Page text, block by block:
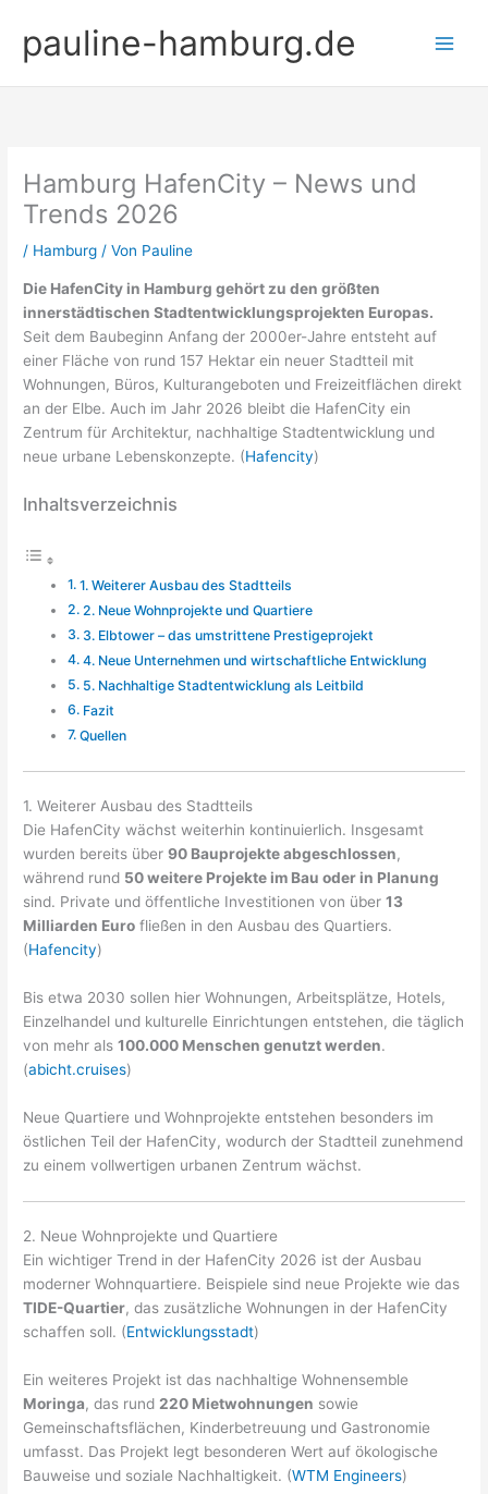
Inhalt
springen
pauline-hamburg.de
Hamburg HafenCity – News und
Trends 2026
/ Hamburg / Von Pauline
Die HafenCity in Hamburg gehört zu den größten
innerstädtischen Stadtentwicklungsprojekten Europas.
Seit dem Baubeginn Anfang der 2000er-Jahre entsteht auf
einer Fläche von rund 157 Hektar ein neuer Stadtteil mit
Wohnungen, Büros, Kulturangeboten und Freizeitflächen direkt
an der Elbe. Auch im Jahr 2026 bleibt die HafenCity ein
Zentrum für Architektur, nachhaltige Stadtentwicklung und
neue urbane Lebenskonzepte. (Hafencity)
Inhaltsverzeichnis
1. Weiterer Ausbau des Stadtteils
2. Neue Wohnprojekte und Quartiere
3. Elbtower – das umstrittene Prestigeprojekt
4. Neue Unternehmen und wirtschaftliche Entwicklung
5. Nachhaltige Stadtentwicklung als Leitbild
Fazit
Quellen
1. Weiterer Ausbau des Stadtteils
Die HafenCity wächst weiterhin kontinuierlich. Insgesamt
wurden bereits über90 Bauprojekte abgeschlossen,
während rund 50 weitere Projekte im Bau oder in Planung
sind. Private und öffentliche Investitionen von über13
Milliarden Euro fließen in den Ausbau des Quartiers.
(Hafencity)
Bis etwa 2030 sollen hier Wohnungen, Arbeitsplätze, Hotels,
Einzelhandel und kulturelle Einrichtungen entstehen, die täglich
von mehr als100.000 Menschen genutzt werden.
(abicht.cruises)
Neue Quartiere und Wohnprojekte entstehen besonders im
östlichen Teil der HafenCity, wodurch der Stadtteil zunehmend
zu einem vollwertigen urbanen Zentrum wächst.
2. Neue Wohnprojekte und Quartiere
Ein wichtiger Trend in der HafenCity 2026 ist der Ausbau
moderner Wohnquartiere. Beispiele sind neue Projekte wie das
TIDE-Quartier, das zusätzliche Wohnungen in der HafenCity
schaffen soll. (Entwicklungsstadt)
Ein weiteres Projekt ist das nachhaltige Wohnensemble
Moringa, das rund 220 Mietwohnungen sowie
Gemeinschaftsflächen, Kinderbetreuung und Gastronomie
umfasst. Das Projekt legt besonderen Wert auf ökologische
Bauweise und soziale Nachhaltigkeit. (WTM Engineers)